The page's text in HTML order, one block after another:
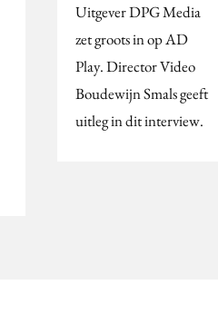
Uitgever DPG Media
zet groots in op AD
Play. Director Video
Boudewijn Smals geeft
uitleg in dit interview.